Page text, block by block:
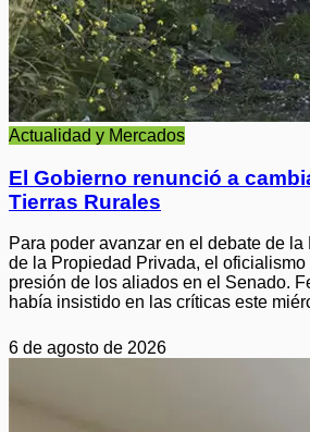
Actualidad y Mercados
El Gobierno renunció a
Tierras Rurales
Para poder avanzar en el debate de
de la Propiedad Privada, el oficialismo
presión de los aliados en el Senado.
había insistido en las críticas este
6 de agosto de 2026